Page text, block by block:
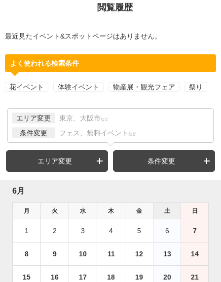
閲覧履歴
最近見たイベント&スポットページはありません。
よく使われる検索条件
花イベント 体験イベント 物産展・観光フェア 祭り
エリア変更 東京、大阪市 など
条件変更 フェス、無料イベント など
エリア変更 条件変更
6月
月 火 水 木 金 土 日
1 2 3 4 5 6 7
8 9 10 11 12 13 14
15 16 17 18 19 20 21